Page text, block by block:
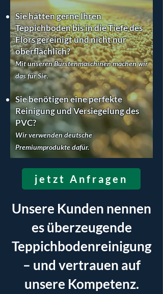
Sie hätten gerne Ihren
Teppichboden bis in die Tiefe des
Flors gereinigt und nicht nur
oberflächlich?
Mit unseren Bürstenmaschinen machen wir
das für Sie.
Sie benötigen eine perfekte
Reinigung und Versiegelung des
PVC?
Wir verwenden deutsche
Premiumprodukte dafür.
jetzt Anfragen
Unsere Kunden nennen
es überzeugende
Teppichbodenreinigung
– und vertrauen auf
unsere Kompetenz.